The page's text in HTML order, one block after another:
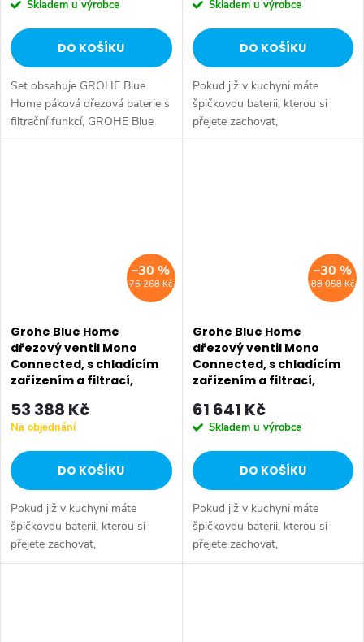
Skladem u výrobce
DO KOŠÍKU
Set obsahuje GROHE Blue
Home páková dřezová baterie s
filtrační funkcí, GROHE Blue
Home chladič, Filtrace vody,
Skladem u výrobce
DO KOŠÍKU
Pokud již v kuchyni máte
špičkovou baterii, kterou si
přejete zachovat,
systém GROHE Blue Mono pro
76 268 Kč
–30 %
Grohe Blue Home
dřezový ventil Mono
Connected, s chladícím
zařízením a filtrací,
53 388 Kč
Na objednání
DO KOŠÍKU
Pokud již v kuchyni máte
špičkovou baterii, kterou si
přejete zachovat,
systém GROHE Blue Mono pro
88 058 Kč
–30 %
Grohe Blue Home
dřezový ventil Mono
Connected, s chladícím
zařízením a filtrací,
61 641 Kč
Skladem u výrobce
DO KOŠÍKU
Pokud již v kuchyni máte
špičkovou baterii, kterou si
přejete zachovat,
systém GROHE Blue Mono pro